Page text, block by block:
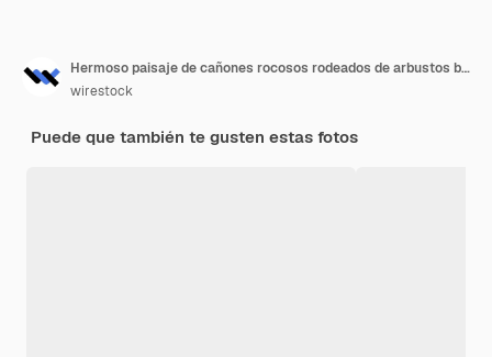
Hermoso paisaje de cañones rocosos rodeados de arbustos bajo el impresionante cielo nublado
wirestock
Puede que también te gusten estas fotos